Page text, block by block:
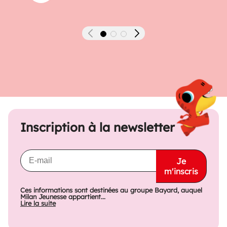
Précédent Suivant
Inscription à la newsletter
Je
m'inscris
Ces informations sont destinées au groupe Bayard, auquel
Milan Jeunesse appartient...
Lire la suite